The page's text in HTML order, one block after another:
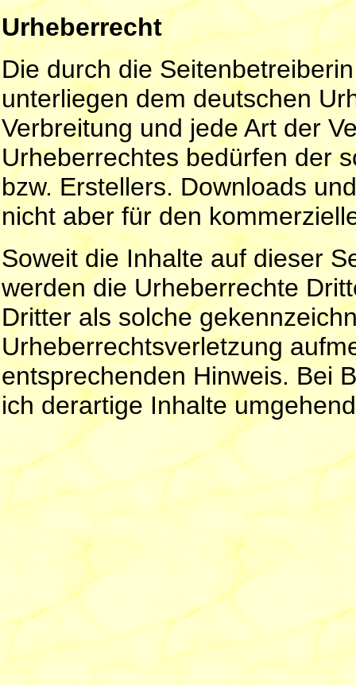
Urheberrecht
Die durch die
unterliegen dem deutschen
Verbreitung und jede Art der
Urheberrechtes bedürfen der
bzw. Erstellers. Downloads
nicht aber für den
Soweit die Inhalte auf dieser
werden die Urheberrechte
Dritter als solche
Urheberrechtsverletzung
entsprechenden Hinweis. Bei
ich derartige Inhalte